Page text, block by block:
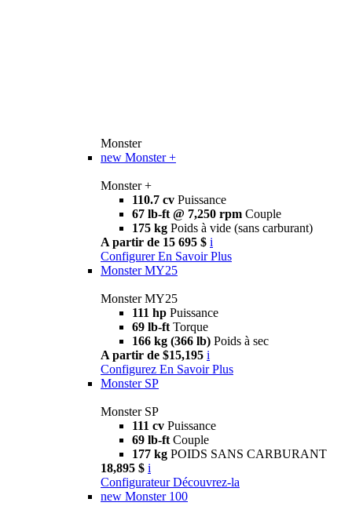
Monster
new Monster +
Monster +
110.7 cv Puissance
67 lb-ft @ 7,250 rpm Couple
175 kg Poids à vide (sans carburant)
A partir de 15 695 $ i
Configurer En Savoir Plus
Monster MY25
Monster MY25
111 hp Puissance
69 lb-ft Torque
166 kg (366 lb) Poids à sec
A partir de $15,195 i
Configurez En Savoir Plus
Monster SP
Monster SP
111 cv Puissance
69 lb-ft Couple
177 kg POIDS SANS CARBURANT
18,895 $ i
Configurateur Découvrez-la
new Monster 100